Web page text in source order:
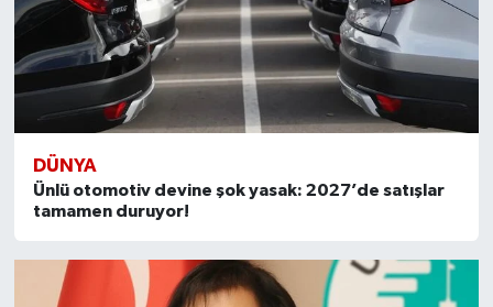
DÜNYA
Ünlü otomotiv devine şok yasak: 2027’de satışlar
tamamen duruyor!